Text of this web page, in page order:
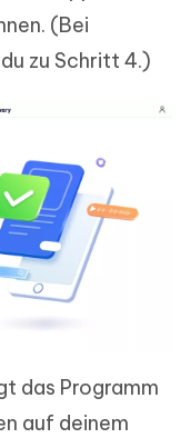
(Bei
zu Schritt 4.)
das Programm
auf deinem